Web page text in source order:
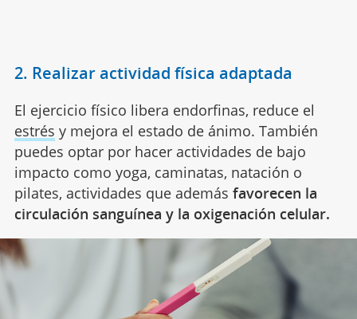
2. Realizar actividad física adaptada
El ejercicio físico libera endorfinas, reduce el
estrés y mejora el estado de ánimo. También
puedes optar por hacer actividades de bajo
impacto como yoga, caminatas, natación o
pilates, actividades que además favorecen la
circulación sanguínea y la oxigenación celular.